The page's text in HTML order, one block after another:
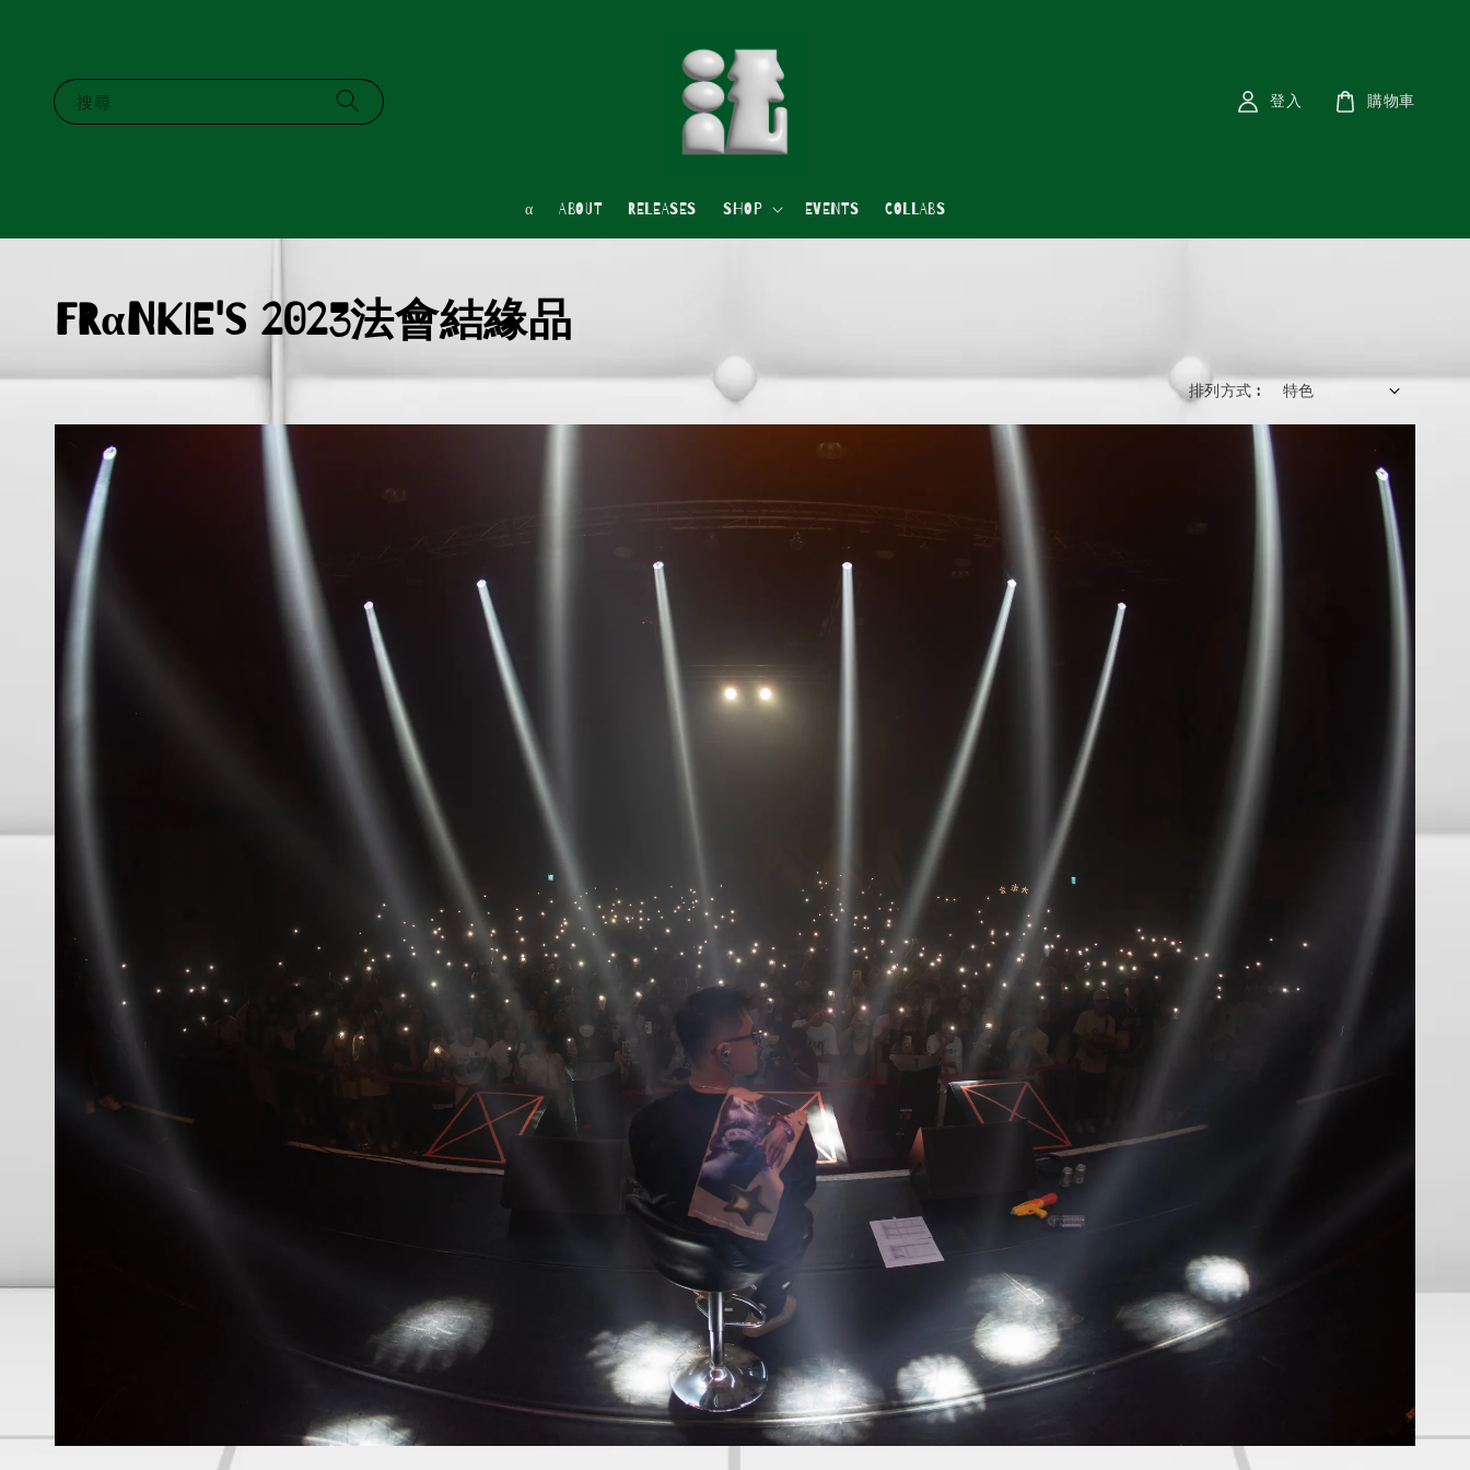
搜尋
α ABOUT RELEASES SHOP EVENTS COLLABS
登入 購物車
FRαNKIE's 2023法會結緣品
排列方式 :